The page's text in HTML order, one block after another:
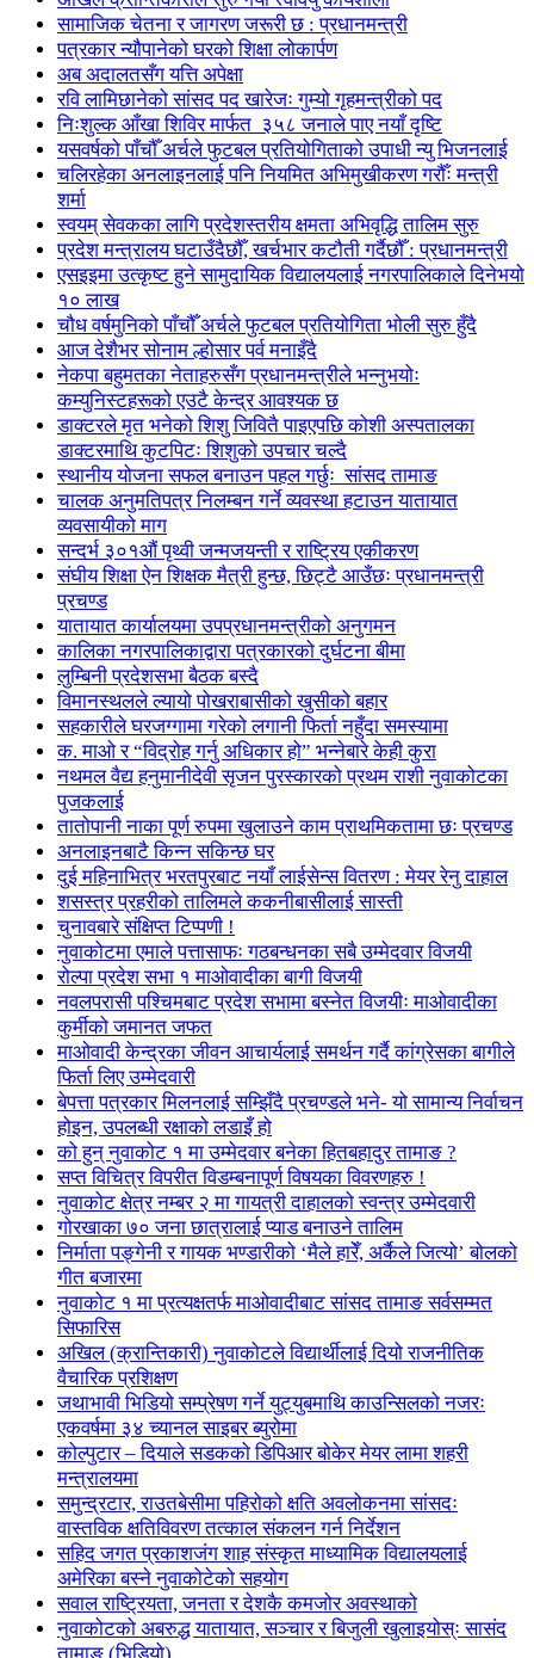
सामाजिक चेतना र जागरण जरूरी छ : प्रधानमन्त्री
पत्रकार न्यौपानेको घरको शिक्षा लोकार्पण
अब अदालतसँग यत्ति अपेक्षा
रवि लामिछानेको सांसद पद खारेजः गुम्यो गृहमन्त्रीको पद
निःशुल्क आँखा शिविर मार्फत ३५८ जनाले पाए नयाँ दृष्टि
यसवर्षको पाँचौँ अर्चले फुटबल प्रतियोगिताको उपाधी न्यु भिजनलाई
चलिरहेका अनलाइनलाई पनि नियमित अभिमुखीकरण गरौँः मन्त्री
शर्मा
स्वयम् सेवकका लागि प्रदेशस्तरीय क्षमता अभिवृद्धि तालिम सुरु
प्रदेश मन्त्रालय घटाउँदैछौँ, खर्चभार कटौती गर्दैछौँ : प्रधानमन्त्री
एसइइमा उत्कृष्ट हुने सामुदायिक विद्यालयलाई नगरपालिकाले दिनेभयो
१० लाख
चौध वर्षमुनिको पाँचौँ अर्चले फुटबल प्रतियोगिता भोली सुरु हुँदै
आज देशैभर सोनाम ल्होसार पर्व मनाइँदै
नेकपा बहुमतका नेताहरुसँग प्रधानमन्त्रीले भन्नुभयोः
कम्युनिस्टहरूको एउटै केन्द्र आवश्यक छ
डाक्टरले मृत भनेको शिशु जिवितै पाइएपछि कोशी अस्पतालका
डाक्टरमाथि कुटपिटः शिशुको उपचार चल्दै
स्थानीय योजना सफल बनाउन पहल गर्छुः सांसद तामाङ
चालक अनुमतिपत्र निलम्बन गर्ने व्यवस्था हटाउन यातायात
व्यवसायीको माग
सन्दर्भ ३०१औं पृथ्वी जन्मजयन्ती र राष्ट्रिय एकीकरण
संघीय शिक्षा ऐन शिक्षक मैत्री हुन्छ, छिट्टै आउँछः प्रधानमन्त्री
प्रचण्ड
यातायात कार्यालयमा उपप्रधानमन्त्रीको अनुगमन
कालिका नगरपालिकाद्वारा पत्रकारको दुर्घटना बीमा
लुम्बिनी प्रदेशसभा बैठक बस्दै
विमानस्थलले ल्यायो पोखराबासीको खुसीको बहार
सहकारीले घरजग्गामा गरेको लगानी फिर्ता नहुँदा समस्यामा
क. माओ र “विद्रोह गर्नु अधिकार हो” भन्नेबारे केही कुरा
नथमल वैद्य हनुमानीदेवी सृजन पुरस्कारको प्रथम राशी नुवाकोटका
पुजकलाई
तातोपानी नाका पूर्ण रुपमा खुलाउने काम प्राथमिकतामा छः प्रचण्ड
अनलाइनबाटै किन्न सकिन्छ घर
दुई महिनाभित्र भरतपुरबाट नयाँ लाईसेन्स वितरण : मेयर रेनु दाहाल
शसस्त्र प्रहरीको तालिमले ककनीबासीलाई सास्ती
चुनावबारे संक्षिप्त टिप्पणी !
नुवाकोटमा एमाले पत्तासाफः गठबन्धनका सबै उम्मेदवार विजयी
रोल्पा प्रदेश सभा १ माओवादीका बागी विजयी
नवलपरासी पश्चिमबाट प्रदेश सभामा बस्नेत विजयीः माओवादीका
कुर्मीको जमानत जफत
माओवादी केन्द्रका जीवन आचार्यलाई समर्थन गर्दै कांग्रेसका बागीले
फिर्ता लिए उम्मेदवारी
बेपत्ता पत्रकार मिलनलाई सम्झिँदै प्रचण्डले भने- यो सामान्य निर्वाचन
होइन, उपलब्धी रक्षाको लडाइँ हो
को हुन् नुवाकोट १ मा उम्मेदवार बनेका हितबहादुर तामाङ ?
सप्त विचित्र विपरीत विडम्बनापूर्ण विषयका विवरणहरु !
नुवाकोट क्षेत्र नम्बर २ मा गायत्री दाहालको स्वन्त्र उम्मेदवारी
गोरखाका ७० जना छात्रालाई प्याड बनाउने तालिम
निर्माता पङ्गेनी र गायक भण्डारीको ‘मैले हारेँ, अर्कैले जित्यो’ बोलको
गीत बजारमा
नुवाकोट १ मा प्रत्यक्षतर्फ माओवादीबाट सांसद तामाङ सर्वसम्मत
सिफारिस
अखिल (क्रान्तिकारी) नुवाकोटले विद्यार्थीलाई दियो राजनीतिक
वैचारिक प्रशिक्षण
जथाभावी भिडियो सम्प्रेषण गर्ने युट्युबमाथि काउन्सिलको नजरः
एकवर्षमा ३४ च्यानल साइबर ब्युरोमा
कोल्पुटार – दियाले सडकको डिपिआर बोकेर मेयर लामा शहरी
मन्त्रालयमा
समुन्द्रटार, राउतबेसीमा पहिरोको क्षति अवलोकनमा सांसदः
वास्तविक क्षतिविवरण तत्काल संकलन गर्न निर्देशन
सहिद जगत प्रकाशजंग शाह संस्कृत माध्यामिक विद्यालयलाई
अमेरिका बस्ने नुवाकोटेको सहयोग
सवाल राष्ट्रियता, जनता र देशकै कमजोर अवस्थाको
नुवाकोटको अबरुद्ध यातायात, सञ्चार र बिजुली खुलाइयोस्ः सासंद